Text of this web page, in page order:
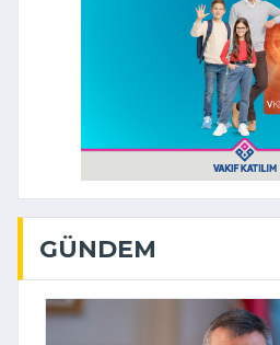
GÜNDEM